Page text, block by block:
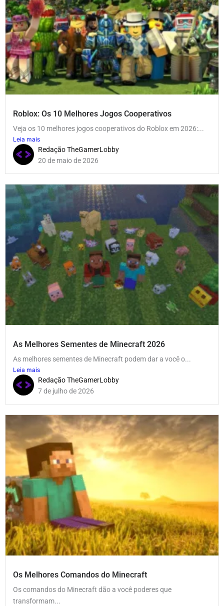
Roblox: Os 10 Melhores Jogos Cooperativos
Veja os 10 melhores jogos cooperativos do Roblox em 2026:...
Leia mais
Redação TheGamerLobby
20 de maio de 2026
As Melhores Sementes de Minecraft 2026
As melhores sementes de Minecraft podem dar a você o...
Leia mais
Redação TheGamerLobby
7 de julho de 2026
Os Melhores Comandos do Minecraft
Os comandos do Minecraft dão a você poderes que
transformam...